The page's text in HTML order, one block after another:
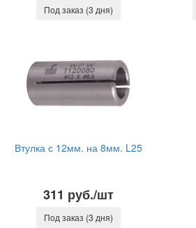
Под заказ (3 дня)
Втулка с 12мм. на 8мм. L25
311 руб./шт
Под заказ (3 дня)